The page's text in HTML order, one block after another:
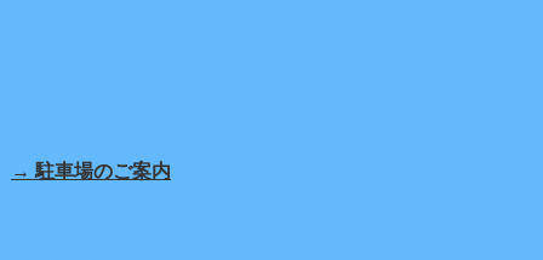
→ 駐車場のご案内